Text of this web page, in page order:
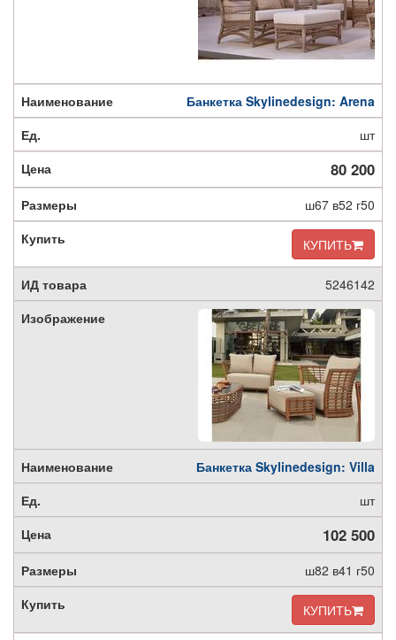
Банкетка Skylinedesign: Arena
шт
80 200
ш67 в52 г50
КУПИТЬ
5246142
Банкетка Skylinedesign: Villa
шт
102 500
ш82 в41 г50
КУПИТЬ